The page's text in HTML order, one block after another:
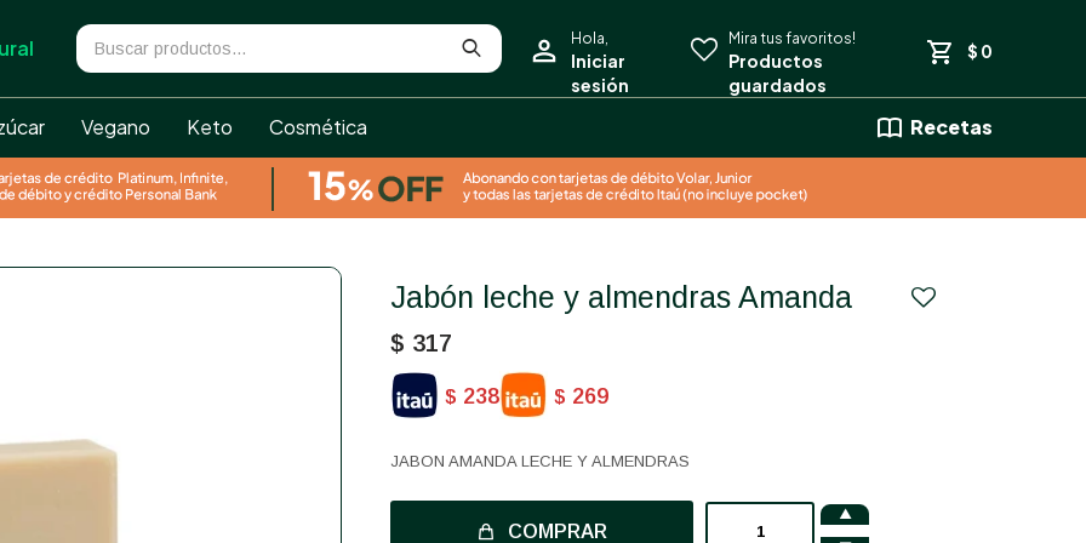
Vegano Keto Cosmética Recetas
$ 0
Jabón leche y almendras Amanda
$ 317
$ 238 $ 269
JABON AMANDA LECHE Y ALMENDRAS
COMPRAR
